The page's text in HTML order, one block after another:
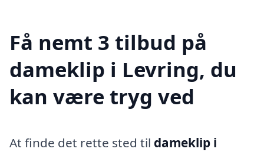
Få nemt 3 tilbud på
dameklip i Levring, du
kan være tryg ved
At finde det rette sted til dameklip i